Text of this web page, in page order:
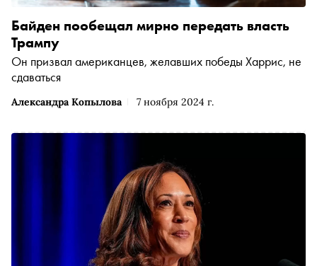
Александра Копылова 7 ноября 2024 г.
Байден пообещал мирно передать власть
Трампу
Он призвал американцев, желавших победы Харрис, не
сдаваться